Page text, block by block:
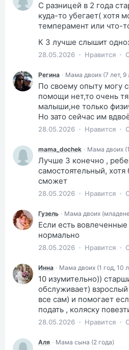
С разницей в 2 года
куда-то убегает( хотя
темперамент или что-
К 3 лучше слышит
28.05.2026 Нравится
Регина · Мама двоих (7 лет, 9
По своему опыту могу
помощи нет,то очень
малыши,не только
Но зато сейчас им
28.05.2026 Нравится
mama_dochek · Мама двоих
Лучше 3 конечно ,
самостоятельный, хотя
сможет
28.05.2026 Нравится
Гузель · Мама двоих
Если есть
нормально
28.05.2026 Нравится
Инна · Мама двоих (1 год, 10
10 изумительно))
обслуживает)
все сам) и помогает
подать , коляску
28.05.2026 Нравится
Аля · Мама сына (2 года)